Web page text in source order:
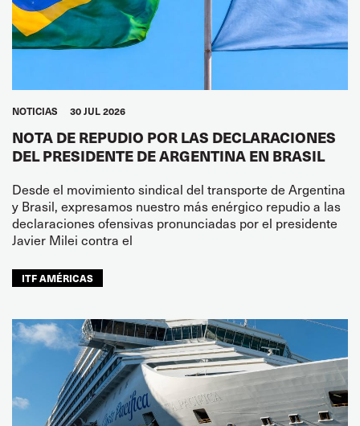
NOTICIAS 30 JUL 2026
NOTA DE REPUDIO POR LAS DECLARACIONES
DEL PRESIDENTE DE ARGENTINA EN BRASIL
Desde el movimiento sindical del transporte de Argentina
y Brasil, expresamos nuestro más enérgico repudio a las
declaraciones ofensivas pronunciadas por el presidente
Javier Milei contra el
ITF AMÉRICAS